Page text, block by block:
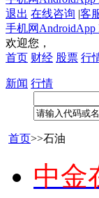
退出 在线咨询 |客
手机网 AndroidApp
欢迎您，
首页 财经 股票 行
新闻 行情
首页>>石油
中金